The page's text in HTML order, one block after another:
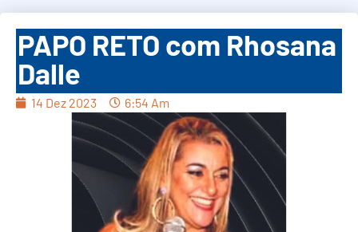
PAPO RETO com Rhosana
Dalle
14 Dez 2023 6:54 Am